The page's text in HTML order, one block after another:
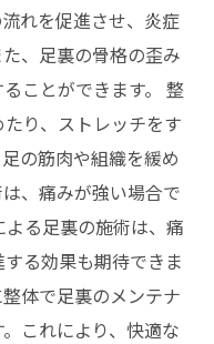
れを促進させ、炎症
、足裏の骨格の歪み
ことができます。 整
り、ストレッチをす
の筋肉や組織を緩め
、痛みが強い場合で
る足裏の施術は、痛
る効果も期待できま
体で足裏のメンテナ
これにより、快適な